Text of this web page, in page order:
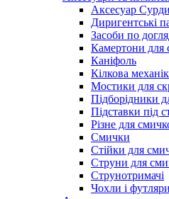
Аксесуар
Диригентські
Засоби по
Камертони для
Каніфоль
Кілкова
Мостики для
Підборiдники
Підставки під
Різне для
Смички
Стійки для
Струни для
Струнотримачі
Чохли і